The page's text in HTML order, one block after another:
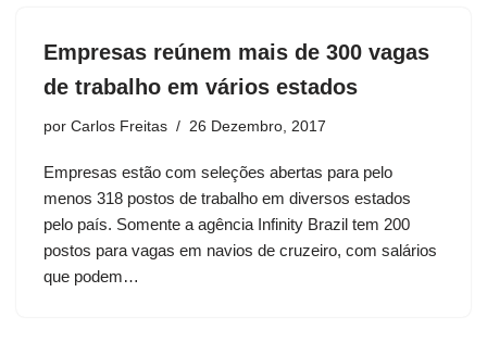
Empresas reúnem mais de 300 vagas
de trabalho em vários estados
por Carlos Freitas 26 Dezembro, 2017
Empresas estão com seleções abertas para pelo
menos 318 postos de trabalho em diversos estados
pelo país. Somente a agência Infinity Brazil tem 200
postos para vagas em navios de cruzeiro, com salários
que podem…